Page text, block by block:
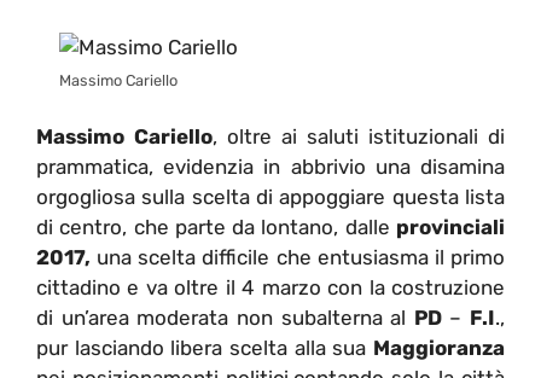
Massimo Cariello
Massimo Cariello, oltre ai saluti istituzionali di
prammatica, evidenzia in abbrivio una disamina
orgogliosa sulla scelta di appoggiare questa lista
di centro, che parte da lontano, dalle provinciali
2017, una scelta difficile che entusiasma il primo
cittadino e va oltre il 4 marzo con la costruzione
di un’area moderata non subalterna al PD– F.I.,
pur lasciando libera scelta alla sua Maggioranza